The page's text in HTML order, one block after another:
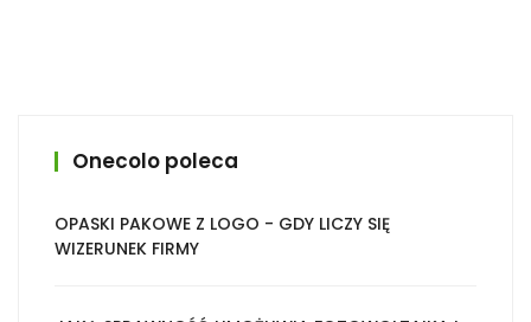
Onecolo poleca
OPASKI PAKOWE Z LOGO - GDY LICZY SIĘ
WIZERUNEK FIRMY